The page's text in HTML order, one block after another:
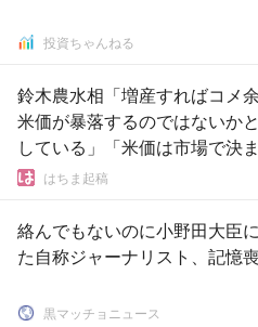
投資ちゃんねる
鈴木農水相「増産すればコメ
米価が暴落するのではないか
している」「米価は市場で決
はちま起稿
絡んでもないのに小野田大臣
た自称ジャーナリスト、記憶
黒マッチョニュース